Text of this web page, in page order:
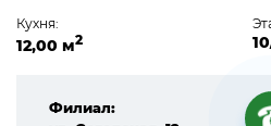
Кухня:
12,00 м2
Филиал: